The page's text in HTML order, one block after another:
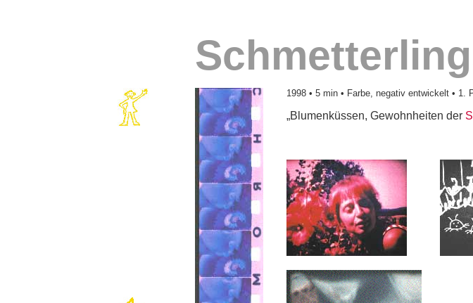
1998 • 5 min • Farbe, negativ entwickelt •
„Blumenküssen, Gewohnheiten der